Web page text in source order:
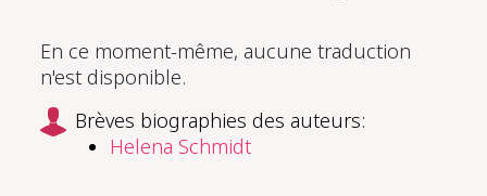
En ce moment-même, aucune traduction
n'est disponible.
Brèves biographies des auteurs:
Helena Schmidt